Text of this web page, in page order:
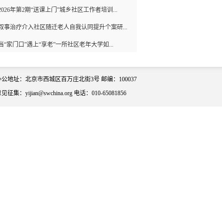
年第2期“送课上门”城乡社区工作者培训...
事治疗介入社区随迁老人自我认同提升个案研...
“家门口”遇上“享老”一所社区老年大学如...
公地址：北京市西城区百万庄北街3号 邮编：100037
见征集：yijian@swchina.org 电话：010-65081856